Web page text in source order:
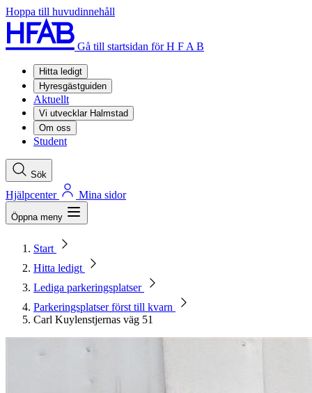
Hoppa till huvudinnehåll
Gå till startsidan för H F A B
Hitta ledigt
Hyresgästguiden
Aktuellt
Vi utvecklar Halmstad
Om oss
Student
Sök
Hjälpcenter Mina sidor
Öppna meny
Start
Hitta ledigt
Lediga parkeringsplatser
Parkeringsplatser först till kvarn
Carl Kuylenstjernas väg 51